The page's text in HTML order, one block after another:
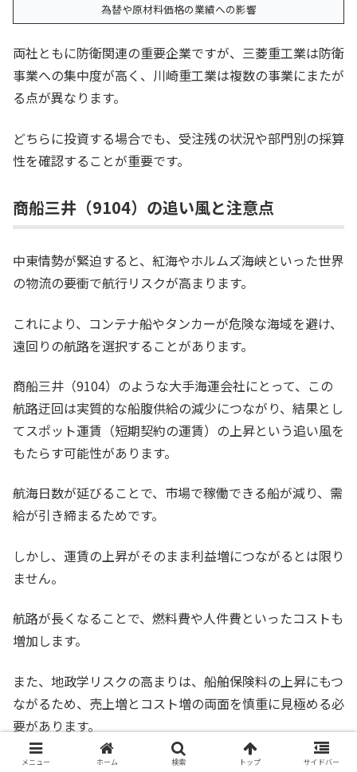
為替や原材料価格の業績への影響
両社ともに防衛関連の重要企業ですが、三菱重工業は防衛
事業への集中度が高く、川崎重工業は複数の事業にまたが
る点が異なります。
どちらに投資する場合でも、受注残の状況や部門別の採算
性を確認することが重要です。
商船三井（9104）の追い風と注意点
中東情勢が緊迫すると、紅海やホルムズ海峡といった世界
の物流の要衝で航行リスクが高まります。
これにより、コンテナ船やタンカーが危険な海域を避け、
遠回りの航路を選択することがあります。
商船三井（9104）のような大手海運会社にとって、この
航路迂回は実質的な船腹供給の減少につながり、結果とし
てスポット運賃（短期契約の運賃）の上昇という追い風を
もたらす可能性があります。
航海日数が延びることで、市場で稼働できる船が減り、需
給が引き締まるためです。
しかし、運賃の上昇がそのまま利益増につながるとは限り
ません。
航路が長くなることで、燃料費や人件費といったコストも
増加します。
また、地政学リスクの高まりは、船舶保険料の上昇にもつ
ながるため、売上増とコスト増の両面を慎重に見極める必
要があります。
メニュー ホーム 検索 トップ サイドバー